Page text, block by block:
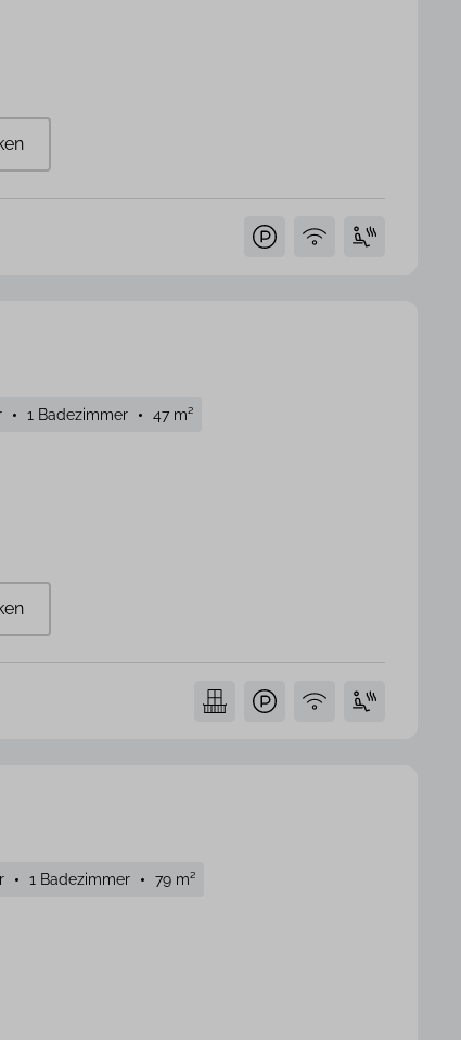
1 Badezimmer 47 m²
1 Badezimmer 79 m²